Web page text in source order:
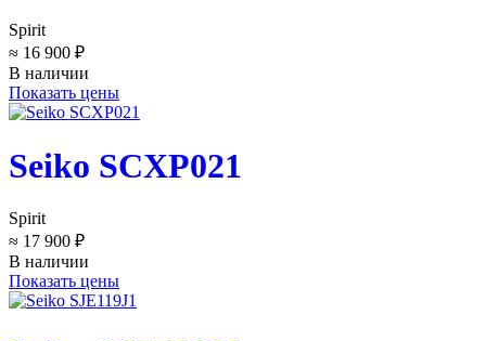
Spirit
≈ 16 900 ₽
В наличии
Показать цены
Seiko SCXP021
Spirit
≈ 17 900 ₽
В наличии
Показать цены